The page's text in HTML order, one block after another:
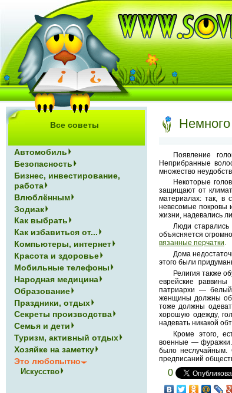
Появление
Неприбранные
множество
Некоторые
защищают от
материалах: так, в
невесомые покровы
жизни, надевались
Люди старались
объясняется
вязанные перчатки.
Дома
этого были
Религия также
еврейские
патриархи — белый
женщины должны
тоже должны
хорошую одежду,
надевать никакой
Кроме этого,
военные — фуражки.
было неслучайным.
предписаний
0
Все советы
Автомобиль
Безопасность
Бизнес, инвестирование,
работа
Влюблённым
Зодиак
Как выбрать
Как избавиться от...
Компьютеры, интернет
Красота и здоровье
Мобильные телефоны
Народная медицина
Образование
Праздники, отдых
Секреты производства
Семья и дети
Туризм, активный отдых
Хозяйке на заметку
Это любопытно
Искусство